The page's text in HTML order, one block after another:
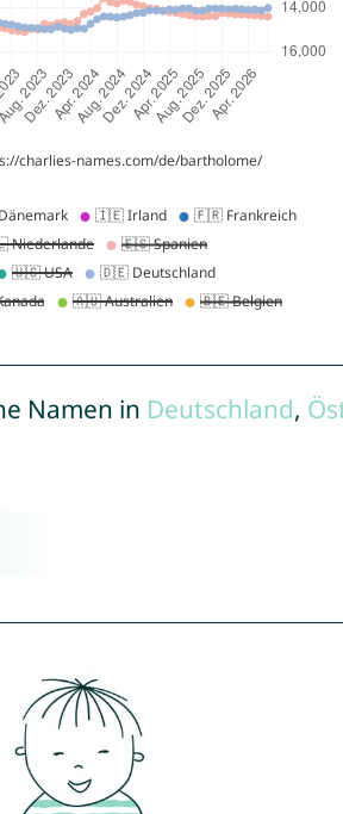
Namen in Deutschland,